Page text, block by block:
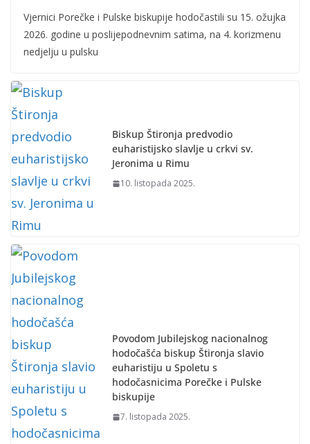
Vjernici Porečke i Pulske biskupije hodočastili su 15. ožujka
2026. godine u poslijepodnevnim satima, na 4. korizmenu
nedjelju u pulsku
Biskup Štironja predvodio
euharistijsko slavlje u crkvi sv.
Jeronima u Rimu
10. listopada 2025.
Povodom Jubilejskog nacionalnog
hodočašća biskup Štironja slavio
euharistiju u Spoletu s
hodočasnicima Porečke i Pulske
biskupije
7. listopada 2025.